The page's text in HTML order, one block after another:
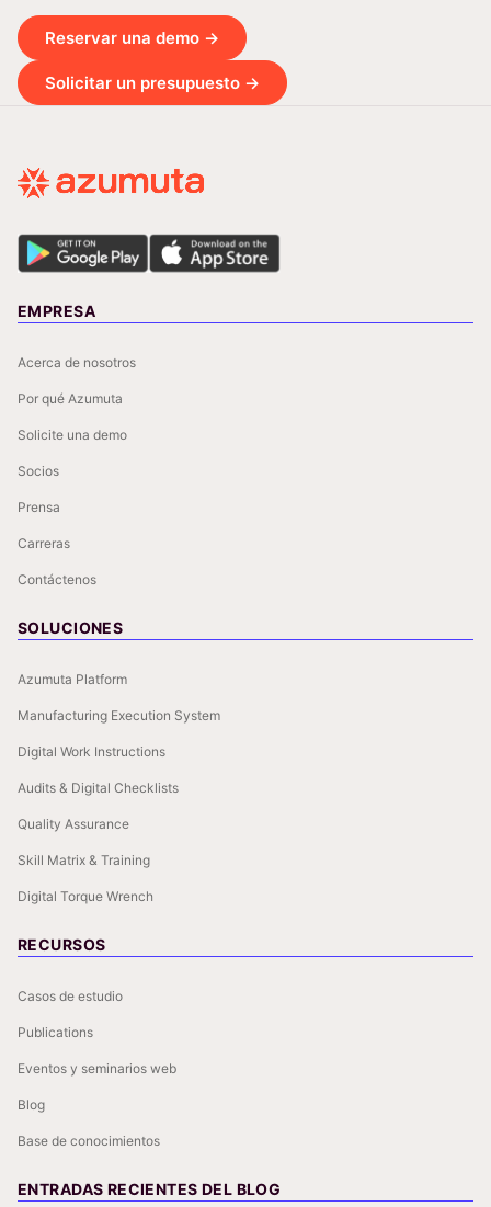
Reservar una demo →
Solicitar un presupuesto →
EMPRESA
Acerca de nosotros
Por qué Azumuta
Solicite una demo
Socios
Prensa
Carreras
Contáctenos
SOLUCIONES
Azumuta Platform
Manufacturing Execution System
Digital Work Instructions
Audits & Digital Checklists
Quality Assurance
Skill Matrix & Training
Digital Torque Wrench
RECURSOS
Casos de estudio
Publications
Eventos y seminarios web
Blog
Base de conocimientos
ENTRADAS RECIENTES DEL BLOG